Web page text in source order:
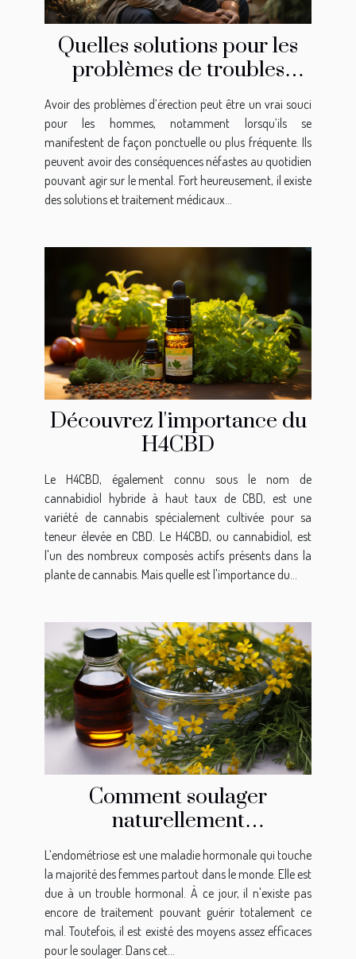
Quelles solutions pour les
problèmes de troubles
d’érection ?
Avoir des problèmes d’érection peut être un vrai souci
pour les hommes, notamment lorsqu’ils se
manifestent de façon ponctuelle ou plus fréquente. Ils
peuvent avoir des conséquences néfastes au quotidien
pouvant agir sur le mental. Fort heureusement, il existe
des solutions et traitement médicaux...
Découvrez l'importance du
H4CBD
Le H4CBD, également connu sous le nom de
cannabidiol hybride à haut taux de CBD, est une
variété de cannabis spécialement cultivée pour sa
teneur élevée en CBD. Le H4CBD, ou cannabidiol, est
l'un des nombreux composés actifs présents dans la
plante de cannabis. Mais quelle est l'importance du...
Comment soulager
naturellement
l’endométriose ?
L’endométriose est une maladie hormonale qui touche
la majorité des femmes partout dans le monde. Elle est
due à un trouble hormonal. À ce jour, il n'existe pas
encore de traitement pouvant guérir totalement ce
mal. Toutefois, il est existé des moyens assez efficaces
pour le soulager. Dans cet...